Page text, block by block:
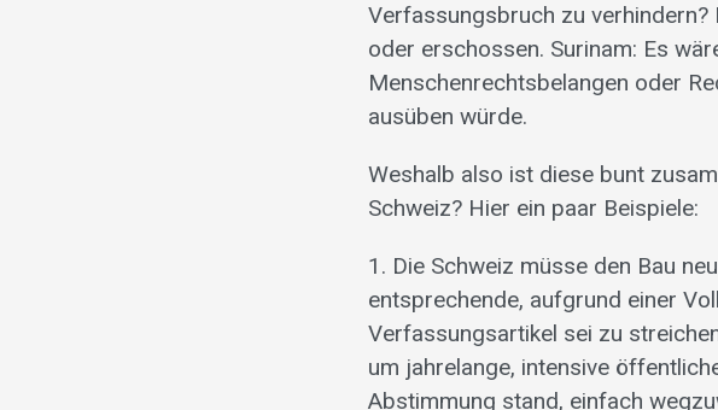
Verfassungsbruch zu
oder erschossen. Surinam: Es
Menschenrechtsbelangen oder
ausüben würde.
Weshalb also ist diese bunt
Schweiz? Hier ein paar Beispiele:
1. Die Schweiz müsse den Bau
entsprechende, aufgrund einer
Verfassungsartikel sei zu
um jahrelange, intensive
Abstimmung stand, einfach